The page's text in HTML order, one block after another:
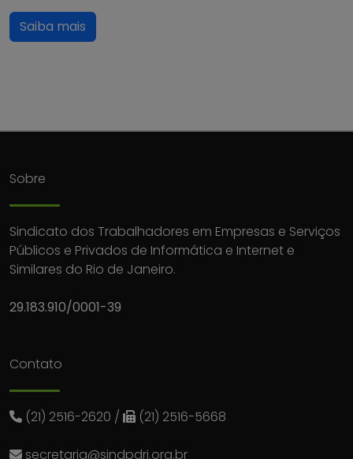
Saiba mais
Sobre
Sindicato dos Trabalhadores em Empresas e Serviços
Públicos e Privados de Informática e Internet e
Similares do Rio de Janeiro.
29.183.910/0001-39
Contato
(21) 2516-2620 / (21) 2516-5668
secretaria@sindpdrj.org.br